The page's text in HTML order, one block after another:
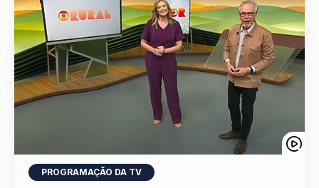
PROGRAMAÇÃO DA TV